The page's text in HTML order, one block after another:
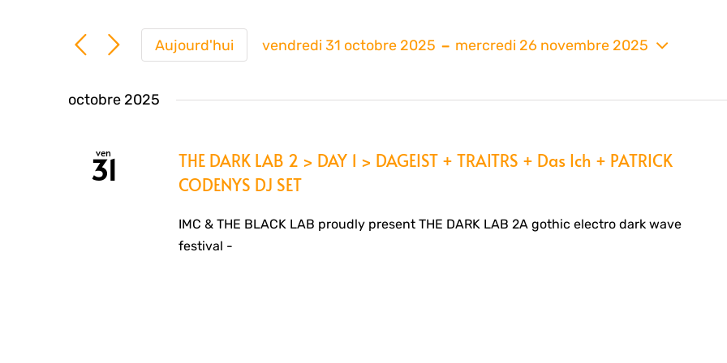
Aujourd'hui vendredi 31 octobre 2025 - mercredi 26 novembre 2025
octobre 2025
ven
31
THE DARK LAB 2 > DAY 1 > DAGEIST + TRAITRS + Das Ich + PATRICK
CODENYS DJ SET
IMC & THE BLACK LAB proudly present THE DARK LAB 2A gothic electro dark wave
festival -